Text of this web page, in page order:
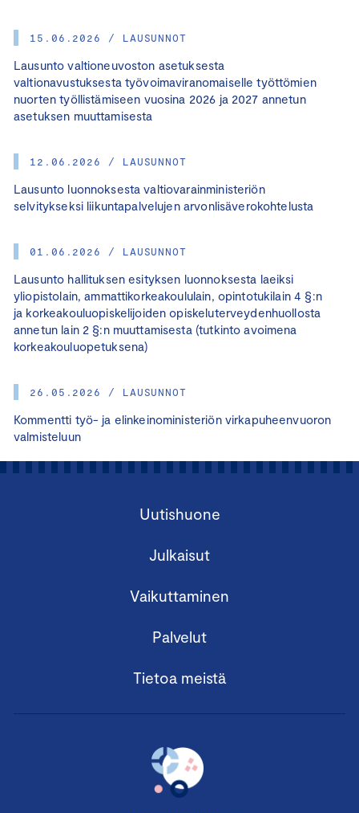
15.06.2026 / LAUSUNNOT
Lausunto valtioneuvoston asetuksesta
valtionavustuksesta työvoimaviranomaiselle työttömien
nuorten työllistämiseen vuosina 2026 ja 2027 annetun
asetuksen muuttamisesta
12.06.2026 / LAUSUNNOT
Lausunto luonnoksesta valtiovarainministeriön
selvitykseksi liikuntapalvelujen arvonlisäverokohtelusta
01.06.2026 / LAUSUNNOT
Lausunto hallituksen esityksen luonnoksesta laeiksi
yliopistolain, ammattikorkeakoululain, opintotukilain 4 §:n
ja korkeakouluopiskelijoiden opiskeluterveydenhuollosta
annetun lain 2 §:n muuttamisesta (tutkinto avoimena
korkeakouluopetuksena)
26.05.2026 / LAUSUNNOT
Kommentti työ- ja elinkeinoministeriön virkapuheenvuoron
valmisteluun
Uutishuone
Julkaisut
Vaikuttaminen
Palvelut
Tietoa meistä